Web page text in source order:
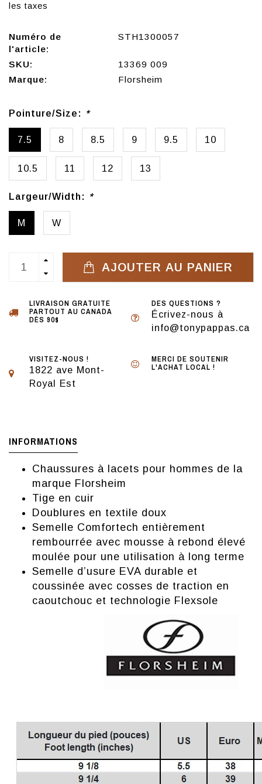
les taxes
Numéro de
l'article:
STH1300057
SKU:
13369 009
Marque:
Florsheim
Pointure/Size: *
7.5 8 8.5 9 9.5 10
10.5 11 12 13
Largeur/Width: *
M W
AJOUTER AU PANIER
LIVRAISON GRATUITE
PARTOUT AU CANADA
DÈS 90$
DES QUESTIONS ?
Écrivez-nous à
info@tonypappas.ca
VISITEZ-NOUS !
1822 ave Mont-
Royal Est
MERCI DE SOUTENIR
L'ACHAT LOCAL !
INFORMATIONS
Chaussures à lacets pour hommes de la
marque Florsheim
Tige en cuir
Doublures en textile doux
Semelle Comfortech entièrement
rembourrée avec mousse à rebond élevé
moulée pour une utilisation à long terme
Semelle d’usure EVA durable et
coussinée avec cosses de traction en
caoutchouc et technologie Flexsole